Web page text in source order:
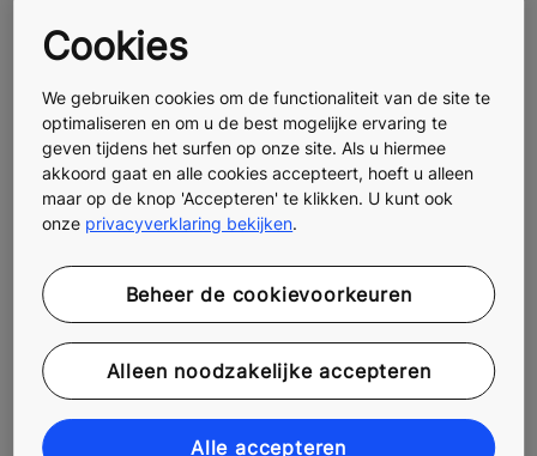
Cookies
We gebruiken cookies om de functionaliteit van de site te
optimaliseren en om u de best mogelijke ervaring te
geven tijdens het surfen op onze site. Als u hiermee
akkoord gaat en alle cookies accepteert, hoeft u alleen
maar op de knop 'Accepteren' te klikken. U kunt ook
onze privacyverklaring bekijken.
Beheer de cookievoorkeuren
Alleen noodzakelijke accepteren
Alle accepteren